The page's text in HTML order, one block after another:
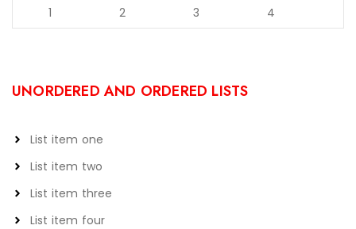
1
2
3
4
UNORDERED AND ORDERED LISTS
List item one
List item two
List item three
List item four